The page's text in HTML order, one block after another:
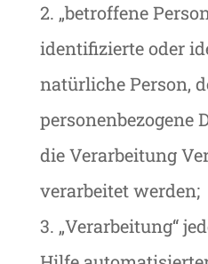
2. „betroffene
identifizierte oder
natürliche Person,
personenbezogene
die Verarbeitung
verarbeitet werden;
3. „Verarbeitung“